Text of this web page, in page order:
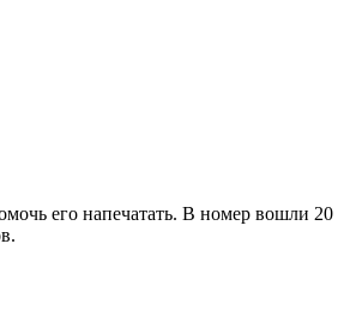
его напечатать. В номер вошли 20